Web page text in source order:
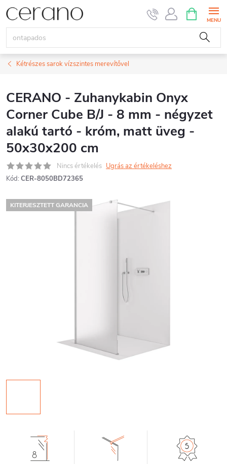
Ugrás
tartalomhoz
KOSÁR
Kétrészes sarok vízszintes merevítővel
CERANO - Zuhanykabin Onyx
Corner Cube B/J - 8 mm - négyzet
alakú tartó - króm, matt üveg -
50x30x200 cm
Nincs értékelés Ugrás az értékeléshez
Kód: CER-8050BD72365
KITERJESZTETT GARANCIA